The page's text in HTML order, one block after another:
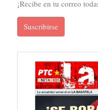
¡Recibe en tu correo
Suscribirse